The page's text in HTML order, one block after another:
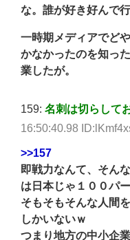
な。誰が好き好んで
一時期メディアでど
かなかったのを知っ
業したが。
159: 名刺は切らして
16:50:40.98
>>157
即戦力なんて、そん
は日本じゃ１００パ
そもそもそんな人間
しかいないｗ
つまり地方の中小企